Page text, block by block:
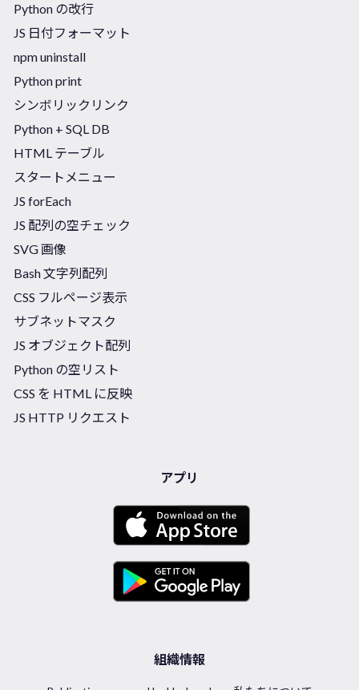
Python の改行
JS 日付フォーマット
npm uninstall
Python print
シンボリックリンク
Python + SQL DB
HTML テーブル
スタートメニュー
JS forEach
JS 配列の空チェック
SVG 画像
Bash 文字列配列
CSS フルページ表示
サブネットマスク
JS オブジェクト配列
Python の空リスト
CSS を HTML に反映
JS HTTP リクエスト
アプリ
組織情報